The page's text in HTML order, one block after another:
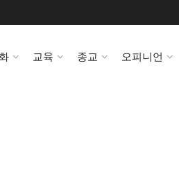
교육 종교 오피니언